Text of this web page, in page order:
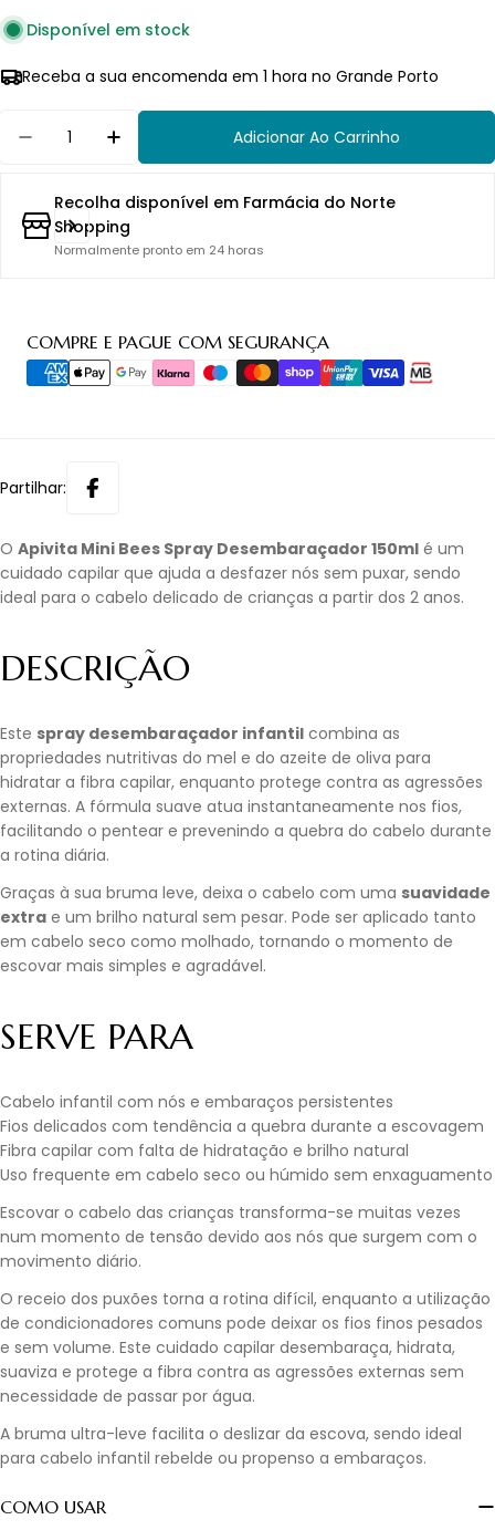
Disponível em stock
Receba a sua encomenda em 1 hora no Grande Porto
Diminuir Quantidade Para Apivita Mini Bees
Aumentar Quantidade Para Apivita
Adicionar Ao Carrinho
Recolha disponível em Farmácia do Norte
Shopping
Normalmente pronto em 24 horas
COMPRE E PAGUE COM SEGURANÇA
Métodos
de
pagamento
Partilhar:
O Apivita Mini Bees Spray Desembaraçador 150ml é um
cuidado capilar que ajuda a desfazer nós sem puxar, sendo
ideal para o cabelo delicado de crianças a partir dos 2 anos.
DESCRIÇÃO
Este spray desembaraçador infantil combina as
propriedades nutritivas do mel e do azeite de oliva para
hidratar a fibra capilar, enquanto protege contra as agressões
externas. A fórmula suave atua instantaneamente nos fios,
facilitando o pentear e prevenindo a quebra do cabelo durante
a rotina diária.
Graças à sua bruma leve, deixa o cabelo com uma suavidade
extra e um brilho natural sem pesar. Pode ser aplicado tanto
em cabelo seco como molhado, tornando o momento de
escovar mais simples e agradável.
SERVE PARA
Cabelo infantil com nós e embaraços persistentes
Fios delicados com tendência a quebra durante a escovagem
Fibra capilar com falta de hidratação e brilho natural
Uso frequente em cabelo seco ou húmido sem enxaguamento
Escovar o cabelo das crianças transforma-se muitas vezes
num momento de tensão devido aos nós que surgem com o
movimento diário.
O receio dos puxões torna a rotina difícil, enquanto a utilização
de condicionadores comuns pode deixar os fios finos pesados
e sem volume. Este cuidado capilar desembaraça, hidrata,
suaviza e protege a fibra contra as agressões externas sem
necessidade de passar por água.
A bruma ultra-leve facilita o deslizar da escova, sendo ideal
para cabelo infantil rebelde ou propenso a embaraços.
COMO USAR